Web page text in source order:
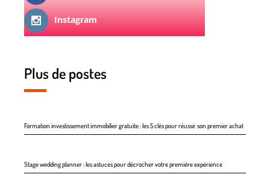
Instagram
Plus de postes
Formation investissement immobilier gratuite : les 5 clés pour réussir son premier achat
Stage wedding planner : les astuces pour décrocher votre première expérience